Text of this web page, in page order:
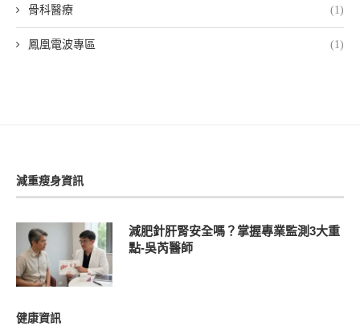
骨科醫療 (1)
鳳凰電波專區 (1)
減重瘦身資訊
減肥針肝腎安全嗎？掌握專業監測3大重
點-吳芮醫師
健康資訊